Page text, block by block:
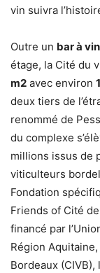
vin suivra
Outre un bar à
étage, la Cité du
m2 avec environ
deux tiers de
renommé de
du complexe
millions issus de
viticulteurs
Fondation
Friends of Cité
financé par
Région
Bordeaux (CIVB),